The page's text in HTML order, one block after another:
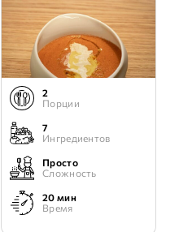
2
Порции
7
Ингредиентов
Просто
Сложность
20 мин
Время